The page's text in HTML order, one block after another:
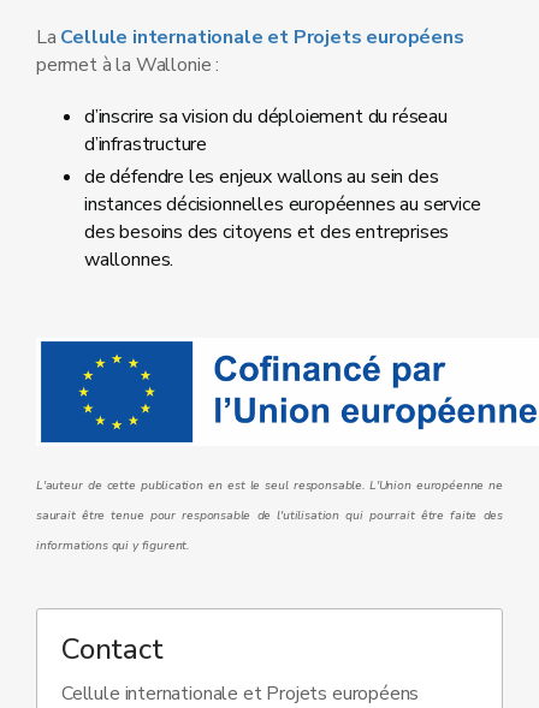
La Cellule internationale et Projets européens
permet à la Wallonie :
d’inscrire sa vision du déploiement du réseau
d’infrastructure
de défendre les enjeux wallons au sein des
instances décisionnelles européennes au service
des besoins des citoyens et des entreprises
wallonnes.
L'auteur de cette publication en est le seul responsable. L'Union européenne ne
saurait être tenue pour responsable de l'utilisation qui pourrait être faite des
informations qui y figurent.
Contact
Cellule internationale et Projets européens